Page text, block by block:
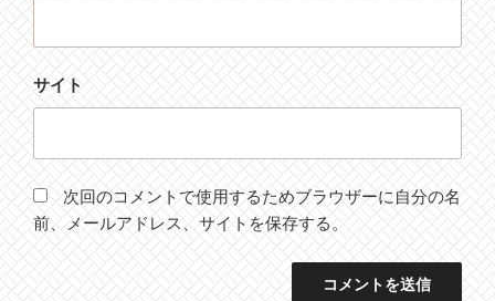
サイト
次回のコメントで使用するためブラウザーに自分の名
前、メールアドレス、サイトを保存する。